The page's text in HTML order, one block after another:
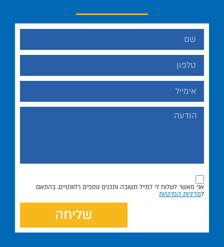
אני מאשר לשלוח לי למייל תשובה ותכנים נוספים רלוונטיים, בהתאם
למדיניות הפרטיות
שליחה